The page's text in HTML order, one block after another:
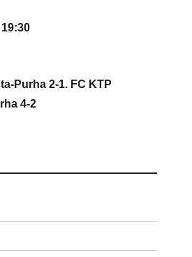
Purha 2-1. FC KTP
4-2